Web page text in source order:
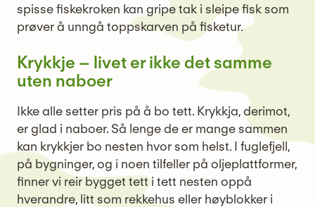
spisse fiskekroken kan gripe tak i sleipe fisk som
prøver å unngå toppskarven på fisketur.
Krykkje – livet er ikke det samme
uten naboer
Ikke alle setter pris på å bo tett. Krykkja, derimot,
er glad i naboer. Så lenge de er mange sammen
kan krykkjer bo nesten hvor som helst. I fuglefjell,
på bygninger, og i noen tilfeller på oljeplattformer,
finner vi reir bygget tett i tett nesten oppå
hverandre, litt som rekkehus eller høyblokker i